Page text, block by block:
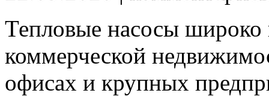
Тепловые насосы широко
коммерческой
офисах и крупных